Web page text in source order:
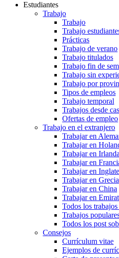
Estudiantes
Trabajo
Trabajo
Trabajo
Prácticas
Trabajo de verano
Trabajo titulados
Trabajo fin de
Trabajo sin
Trabajo por
Tipos de empleos
Trabajo temporal
Trabajos desde
Ofertas de empleo
Trabajo en el extranjero
Trabajar en
Trabajar en
Trabajar en Irlanda
Trabajar en
Trabajar en
Trabajar en Grecia
Trabajar en China
Trabajar en
Todos los
Trabajos
Todos los post
Consejos
Currículum vitae
Ejemplos de